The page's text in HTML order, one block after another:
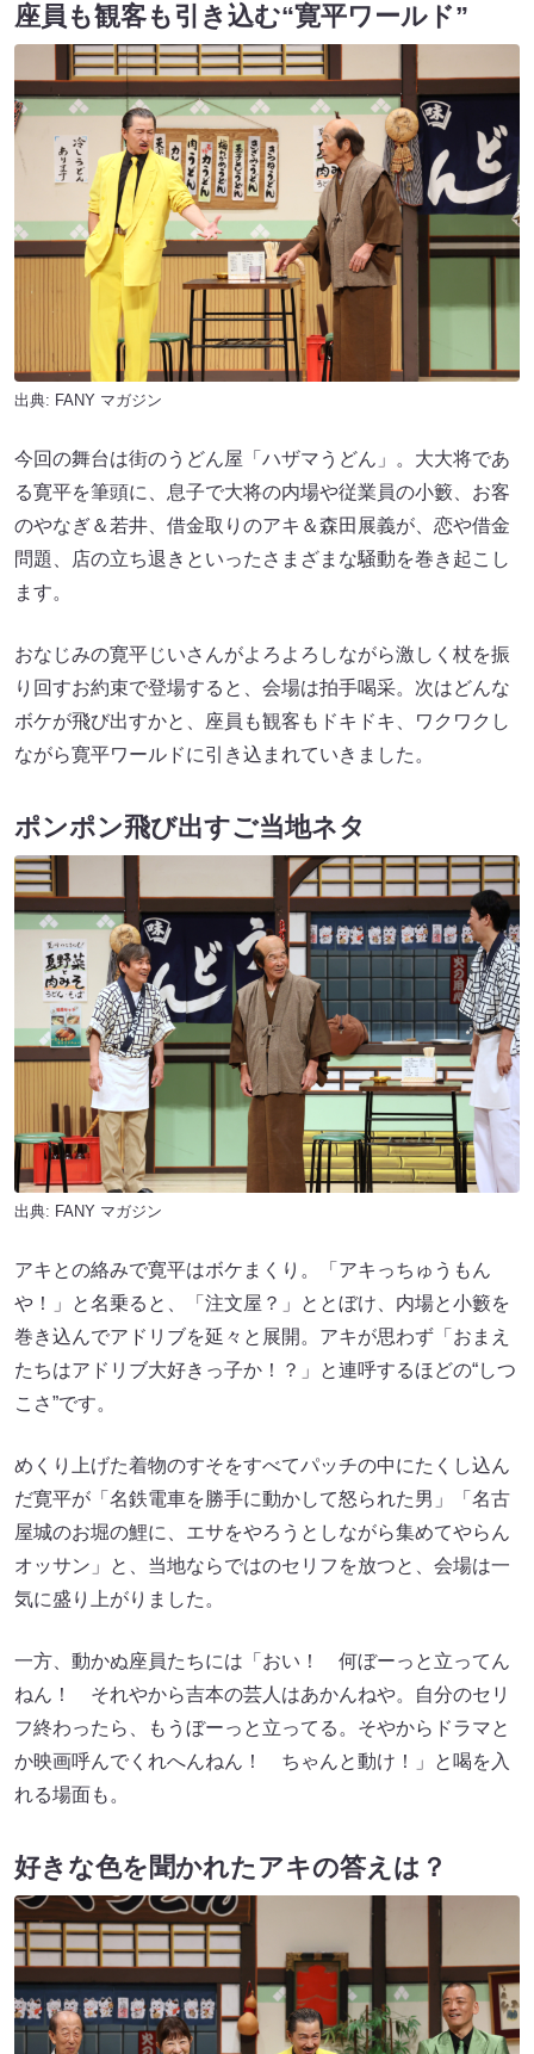
座員も観客も引き込む“寛平ワールド”
出典: FANY マガジン
今回の舞台は街のうどん屋「ハザマうどん」。大大将であ
る寛平を筆頭に、息子で大将の内場や従業員の小籔、お客
のやなぎ＆若井、借金取りのアキ＆森田展義が、恋や借金
問題、店の立ち退きといったさまざまな騒動を巻き起こし
ます。
おなじみの寛平じいさんがよろよろしながら激しく杖を振
り回すお約束で登場すると、会場は拍手喝采。次はどんな
ボケが飛び出すかと、座員も観客もドキドキ、ワクワクし
ながら寛平ワールドに引き込まれていきました。
ポンポン飛び出すご当地ネタ
出典: FANY マガジン
アキとの絡みで寛平はボケまくり。「アキっちゅうもん
や！」と名乗ると、「注文屋？」ととぼけ、内場と小籔を
巻き込んでアドリブを延々と展開。アキが思わず「おまえ
たちはアドリブ大好きっ子か！？」と連呼するほどの“しつ
こさ”です。
めくり上げた着物のすそをすべてパッチの中にたくし込ん
だ寛平が「名鉄電車を勝手に動かして怒られた男」「名古
屋城のお堀の鯉に、エサをやろうとしながら集めてやらん
オッサン」と、当地ならではのセリフを放つと、会場は一
気に盛り上がりました。
一方、動かぬ座員たちには「おい！ 何ぼーっと立ってん
ねん！ それやから吉本の芸人はあかんねや。自分のセリ
フ終わったら、もうぼーっと立ってる。そやからドラマと
か映画呼んでくれへんねん！ ちゃんと動け！」と喝を入
れる場面も。
好きな色を聞かれたアキの答えは？